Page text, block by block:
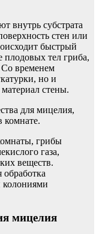
внутрь субстрата
стен или
быстрый
плодовых тел гриба,
Со временем
но и
стены.
для мицелия,
комнате.
грибы
газа,
веществ.
колониями
мицелия